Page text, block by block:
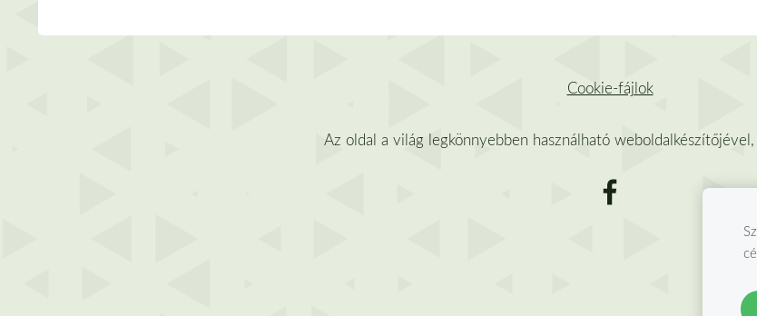
Cookie-fájlok
Az oldal a világ legkönnyebben használható weboldalkészítőjével,